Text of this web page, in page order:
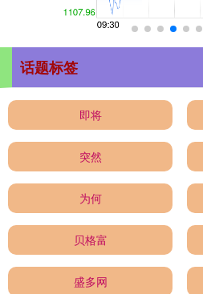
话题标签
即将
突然
为何
贝格富
盛多网